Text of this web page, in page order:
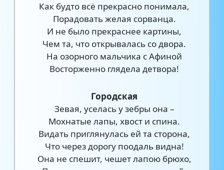
Как будто всё прекрасно понимала,
Порадовать желая сорванца.
И не было прекраснее картины,
Чем та, что открывалась со двора.
На озорного мальчика с Афиной
Восторженно глядела детвора!
Городская
Зевая, уселась у зебры она –
Мохнатые лапы, хвост и спина.
Видать приглянулась ей та сторона,
Что через дорогу поодаль видна!
Она не спешит, чешет лапою брюхо,